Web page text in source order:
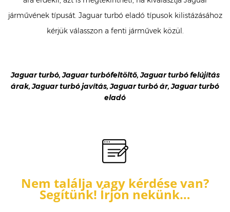
járművének típusát. Jaguar turbó eladó típusok kilistázásához
kérjük válasszon a fenti járművek közül.
Jaguar turbó, Jaguar turbófeltöltő, Jaguar turbó felújítás
árak, Jaguar turbó javítás, Jaguar turbó ár, Jaguar turbó
eladó
Nem találja vagy kérdése van?
Segítünk! Írjon nekünk…